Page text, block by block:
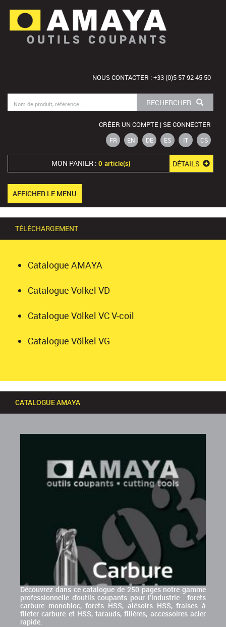
OUTILS COUPANTS
NOUS CONTACTER : +33 (0)5 57 92 45 50
RECHERCHER
CRÉER UN COMPTE | SE CONNECTER
FR EN DE ES IT CS
MON PANIER : 0 article(s) DÉTAILS
AFFICHER LE MENU
TÉLÉCHARGEMENT
Catalogue AMAYA
Catalogue Völkel VD
Catalogue Völkel VC V-coil
Catalogue Völkel VG
CATALOGUE AMAYA
Découvrez dans ce catalogue de 250 pages notre gamme
professionnelle d'outils coupants pour l’industrie : forets
carbure monobloc, forets HSS, alésoirs HSS, fraises à
fileter carbure et HSS, tarauds, filières, accessoires acier
rapide.